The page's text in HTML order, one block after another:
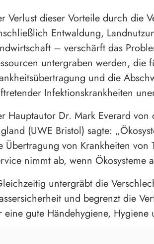
Verlust dieser Vorteile durch die
Entwaldung,
– verschärft das
untergraben werden, die
und die
Infektionskrankheiten
Hauptautor Dr. Mark Everard von
(UWE Bristol) sagte:
Übertragung von Krankheiten von
nimmt ab, wenn Ökosysteme
untergräbt die
und begrenzt die
eine gute Händehygiene, Hygiene